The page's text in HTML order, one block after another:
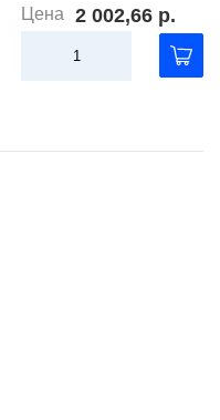
Цена 2 002,66 р.